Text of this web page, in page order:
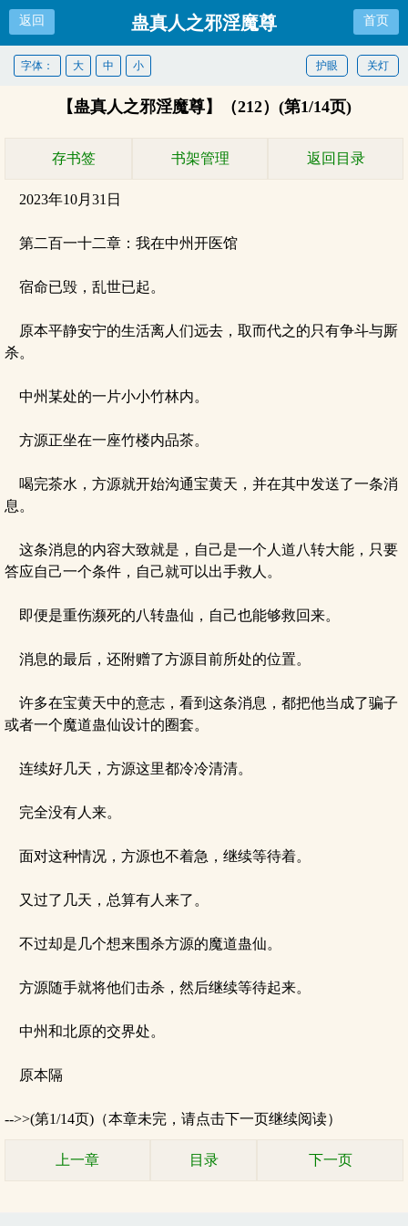
返回 蛊真人之邪淫魔尊 首页
关灯
护眼
字体： 大 中 小
【蛊真人之邪淫魔尊】（212）(第1/14页)
存书签 书架管理 返回目录
2023年10月31日
第二百一十二章：我在中州开医馆
宿命已毁，乱世已起。
原本平静安宁的生活离人们远去，取而代之的只有争斗与厮
杀。
中州某处的一片小小竹林内。
方源正坐在一座竹楼内品茶。
喝完茶水，方源就开始沟通宝黄天，并在其中发送了一条消
息。
这条消息的内容大致就是，自己是一个人道八转大能，只要
答应自己一个条件，自己就可以出手救人。
即便是重伤濒死的八转蛊仙，自己也能够救回来。
消息的最后，还附赠了方源目前所处的位置。
许多在宝黄天中的意志，看到这条消息，都把他当成了骗子
或者一个魔道蛊仙设计的圈套。
连续好几天，方源这里都冷冷清清。
完全没有人来。
面对这种情况，方源也不着急，继续等待着。
又过了几天，总算有人来了。
不过却是几个想来围杀方源的魔道蛊仙。
方源随手就将他们击杀，然后继续等待起来。
中州和北原的交界处。
原本隔
-->>(第1/14页)（本章未完，请点击下一页继续阅读）
上一章 目录 下一页